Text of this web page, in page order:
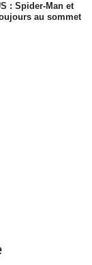
: Spider-Man et
au sommet